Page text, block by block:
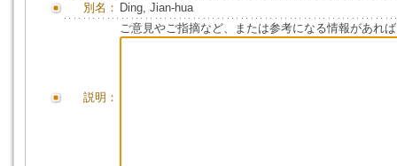
別名： Ding, Jian-hua
説明：
ご意見やご指摘など、または参考になる情報があれ